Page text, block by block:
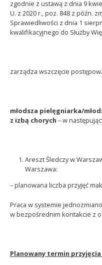
zgodnie z ustawą z dnia 9
U. z 2020 r., poz. 848 z późn.
Sprawiedliwości z dnia 1
kwalifikacyjnego do Służby
zarządza wszczęcie
młodsza pielęgniarka/
z izbą chorych – w
Areszt Śledczy w
Warszawa:
– planowana liczba przyjęć
Praca w systemie
w bezpośrednim kontakcie z
Planowany termin przyjęcia